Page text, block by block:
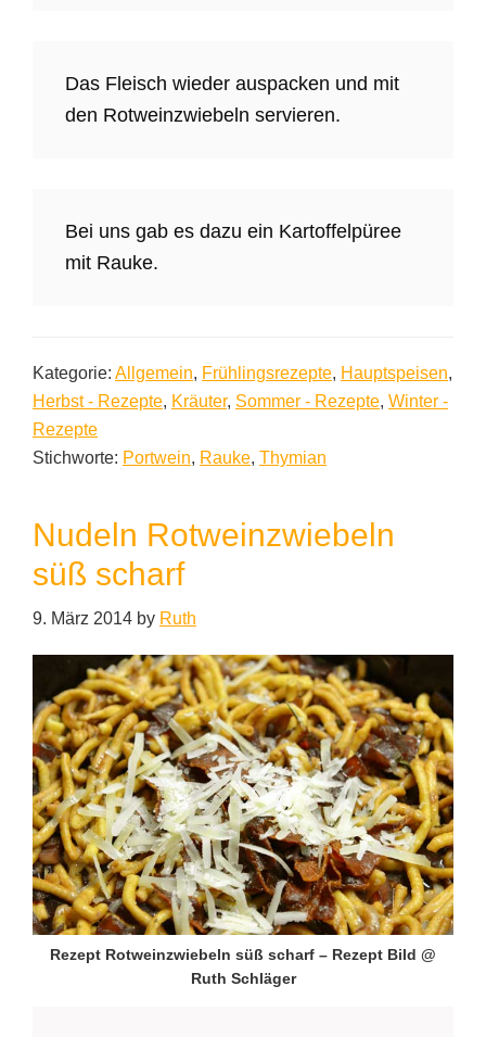
Das Fleisch wieder auspacken und mit
den Rotweinzwiebeln servieren.
Bei uns gab es dazu ein Kartoffelpüree
mit Rauke.
Kategorie: Allgemein, Frühlingsrezepte, Hauptspeisen,
Herbst - Rezepte, Kräuter, Sommer - Rezepte, Winter -
Rezepte
Stichworte: Portwein, Rauke, Thymian
Nudeln Rotweinzwiebeln
süß scharf
9. März 2014 by Ruth
Rezept Rotweinzwiebeln süß scharf – Rezept Bild @
Ruth Schläger